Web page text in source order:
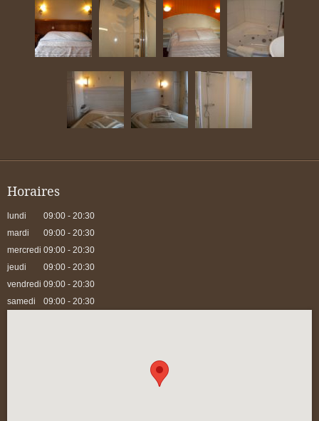
Horaires
lundi
09:00 - 20:30
mardi
09:00 - 20:30
mercredi 09:00 - 20:30
jeudi
09:00 - 20:30
vendredi 09:00 - 20:30
samedi
09:00 - 20:30